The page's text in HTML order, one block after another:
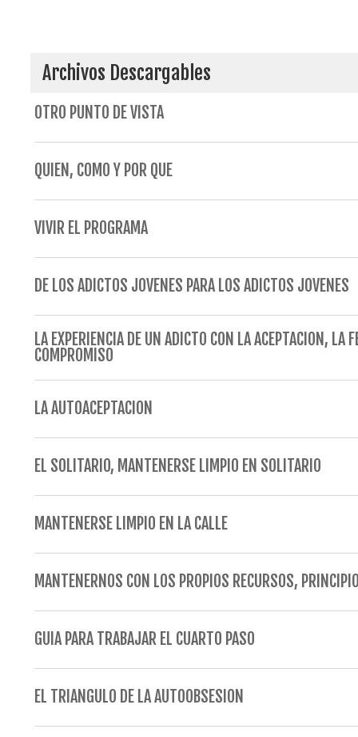
Archivos Descargables
OTRO PUNTO DE VISTA
QUIEN, COMO Y POR QUE
VIVIR EL PROGRAMA
DE LOS ADICTOS JOVENES PARA LOS ADICTOS JOVENES
LA EXPERIENCIA DE UN ADICTO CON LA ACEPTACION, LA
COMPROMISO
LA AUTOACEPTACION
EL SOLITARIO, MANTENERSE LIMPIO EN SOLITARIO
MANTENERSE LIMPIO EN LA CALLE
MANTENERNOS CON LOS PROPIOS RECURSOS,
GUIA PARA TRABAJAR EL CUARTO PASO
EL TRIANGULO DE LA AUTOOBSESION